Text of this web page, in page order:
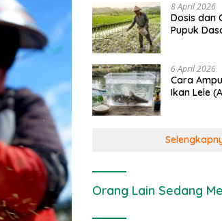
8 April 2026
Dosis dan
Pupuk
6 April 2026
Cara
Ikan Lele
Orang Lain Sedang